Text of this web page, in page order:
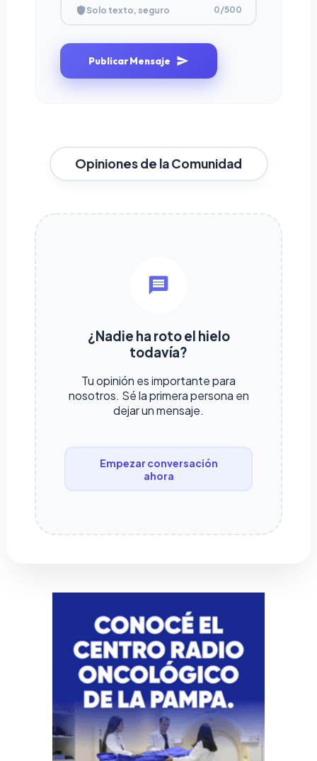
Solo texto, seguro 0/500
Publicar Mensaje
Opiniones de la Comunidad
¿Nadie ha roto el hielo
todavía?
Tu opinión es importante para
nosotros. Sé la primera persona en
dejar un mensaje.
Empezar conversación
ahora